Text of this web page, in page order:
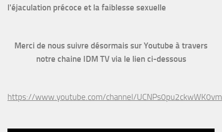
l'éjaculation précoce et la faiblesse sexuelle
Merci de nous suivre désormais sur Youtube à travers
notre chaine IDM TV via le lien ci-dessous
https://www.youtube.com/channel/